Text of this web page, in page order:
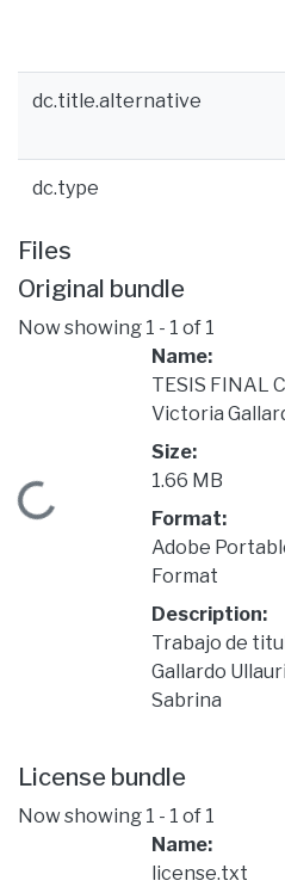
dc.title.alternative
dc.type
Files
Original bundle
Now showing 1 - 1 of 1
Loading...
Name:
TESIS FINAL
Victoria
Size:
1.66 MB
Format:
Adobe
Format
Description:
Trabajo de
Gallardo
Sabrina
License bundle
Now showing 1 - 1 of 1
Name:
license.txt